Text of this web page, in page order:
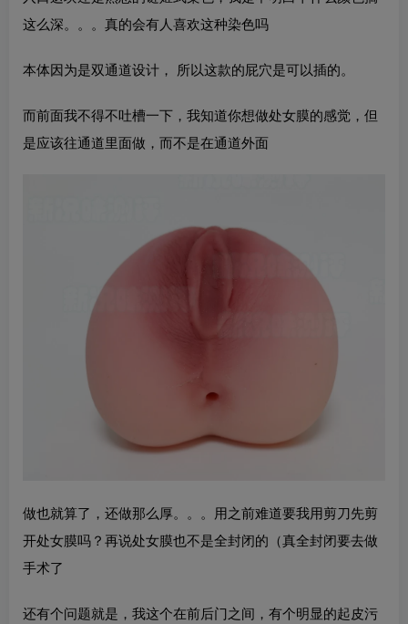
这么深。。。真的会有人喜欢这种染色吗
本体因为是双通道设计， 所以这款的屁穴是可以插的。
而前面我不得不吐槽一下，我知道你想做处女膜的感觉，但
是应该往通道里面做，而不是在通道外面
做也就算了，还做那么厚。。。用之前难道要我用剪刀先剪
开处女膜吗？再说处女膜也不是全封闭的（真全封闭要去做
手术了
还有个问题就是，我这个在前后门之间，有个明显的起皮污